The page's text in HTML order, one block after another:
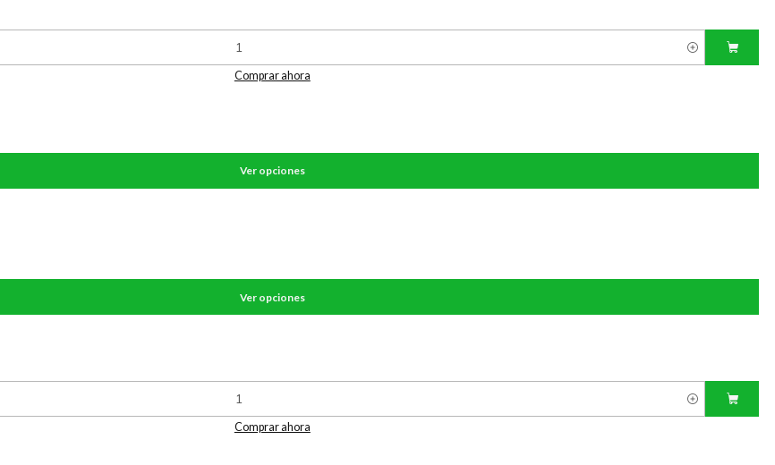
Comprar ahora
Ver opciones
Ver opciones
Comprar ahora